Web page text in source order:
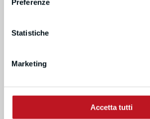
Preferenze
Statistiche
Marketing
Accetta tutti